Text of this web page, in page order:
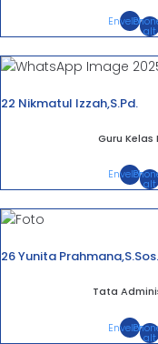
Envelope
alt
22 Nikmatul Izzah,S.Pd.
Guru Kelas
Envelope
alt
26 Yunita Prahmana,S.Sos.
Tata
Envelope
alt